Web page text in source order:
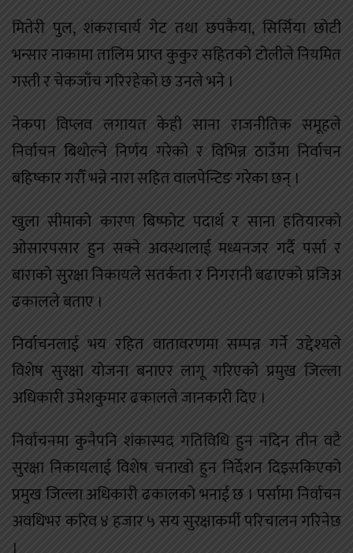
मितेरी पुल, शंकराचार्य गेट तथा छपकैया, सिर्सिया छोटी
भन्सार नाकामा तालिम प्राप्त कुकुर सहितको टोलीले नियमित
गस्ती र चेकजाँच गरिरहेको छ उनले भने ।
नेकपा विप्लव लगायत केही साना राजनीतिक समूहले
निर्वाचन बिथोल्ने निर्णय गरेको र विभिन्न ठाउँमा निर्वाचन
बहिष्कार गरौँ भन्ने नारा सहित वालपेन्टिङ गरेका छन् ।
खुला सीमाको कारण बिष्फोट पदार्थ र साना हतियारको
ओसारपसार हुन सक्ने अवस्थालाई मध्यनजर गर्दै पर्सा र
बाराको सुरक्षा निकायले सतर्कता र निगरानी बढाएको प्रजिअ
ढकालले बताए ।
निर्वाचनलाई भय रहित वातावरणमा सम्पन्न गर्ने उद्देश्यले
विशेष सुरक्षा योजना बनाएर लागू गरिएको प्रमुख जिल्ला
अधिकारी उमेशकुमार ढकालले जानकारी दिए ।
निर्वाचनमा कुनैपनि शंकास्पद गतिविधि हुन नदिन तीन वटै
सुरक्षा निकायलाई विशेष चनाखो हुन निर्देशन दिइसकिएको
प्रमुख जिल्ला अधिकारी ढकालको भनाई छ । पर्सामा निर्वाचन
अवधिभर करिव ४ हजार ५ सय सुरक्षाकर्मी परिचालन गरिनेछ